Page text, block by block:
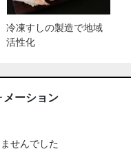
冷凍すしの製造で地域
活性化
ーション
せんでした